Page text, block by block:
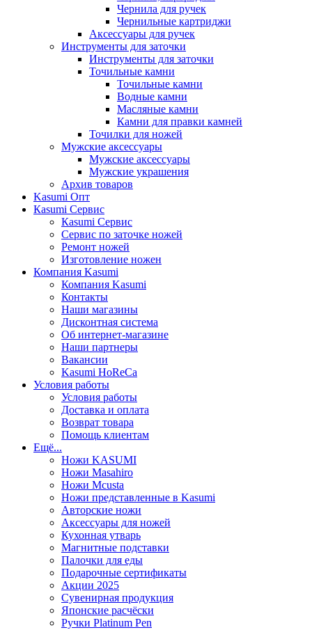
Чернила для ручек
Чернильные картриджи
Аксессуары для ручек
Инструменты для заточки
Инструменты для заточки
Точильные камни
Точильные камни
Водные камни
Масляные камни
Камни для правки камней
Точилки для ножей
Мужские аксессуары
Мужские аксессуары
Мужские украшения
Архив товаров
Kasumi Опт
Кasumi Сервис
Кasumi Сервис
Сервис по заточке ножей
Ремонт ножей
Изготовление ножен
Компания Kasumi
Компания Kasumi
Контакты
Наши магазины
Дисконтная система
Об интернет-магазине
Наши партнеры
Вакансии
Kasumi HoReCa
Условия работы
Условия работы
Доставка и оплата
Возврат товара
Помощь клиентам
Ещё...
Ножи KASUMI
Ножи Masahiro
Ножи Mcusta
Ножи представленные в Kasumi
Авторские ножи
Аксессуары для ножей
Кухонная утварь
Магнитные подставки
Палочки для еды
Подарочные сертификаты
Акции 2025
Сувенирная продукция
Японские расчёски
Ручки Platinum Pen